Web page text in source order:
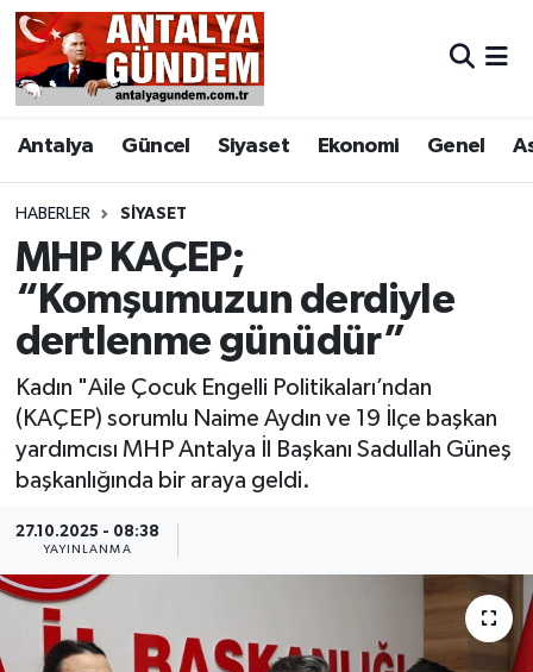
Antalya Güncel Siyaset Ekonomi Genel
HABERLER SIYASET
MHP KAÇEP;
“Komşumuzun derdiyle
dertlenme günüdür”
Kadın "Aile Çocuk Engelli Politikaları’ndan
(KAÇEP) sorumlu Naime Aydın ve 19 İlçe başkan
yardımcısı MHP Antalya İl Başkanı Sadullah Güneş
başkanlığında bir araya geldi.
27.10.2025 - 08:38
YAYINLANMA
Antalya
Asayiş
Bilim & Teknoloji
Bölge
EĞİTİM
Ekonomi
Genel
Güncel
Kültür & Sanat
Antalya Nöbetçi Eczaneler
Antalya Hava Durumu
Antalya Namaz Vakitleri
Antalya Trafik Yoğunluk Haritası
Süper Lig Puan Durumu ve Fikstür
Tüm Manşetler
Son Dakika Haberleri